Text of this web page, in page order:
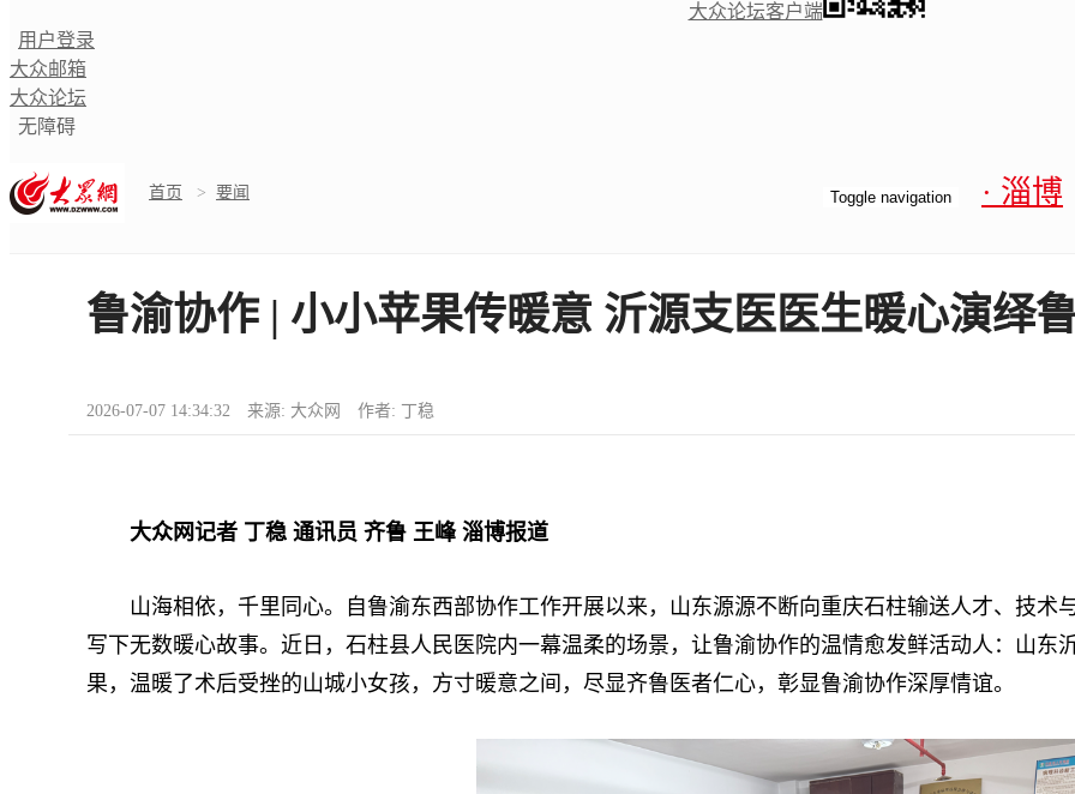
大众论坛客户端
用户登录
大众邮箱
大众论坛
无障碍
Toggle navigation · 淄博
首页 > 要闻
鲁渝协作 | 小小苹果传暖意 沂源支医医生暖心演绎
2026-07-07 14:34:32 来源: 大众网 作者: 丁稳
大众网记者 丁稳 通讯员 齐鲁 王峰 淄博报道
山海相依，千里同心。自鲁渝东西部协作工作开展以来，山东源源不断向重庆石柱输送人才、技术
写下无数暖心故事。近日，石柱县人民医院内一幕温柔的场景，让鲁渝协作的温情愈发鲜活动人：山东
果，温暖了术后受挫的山城小女孩，方寸暖意之间，尽显齐鲁医者仁心，彰显鲁渝协作深厚情谊。